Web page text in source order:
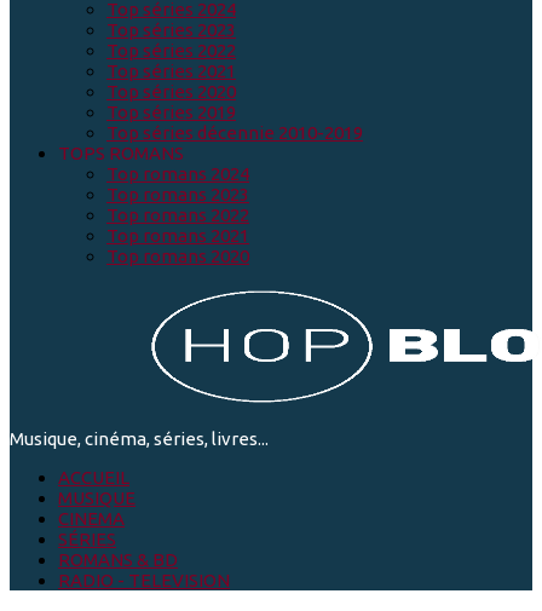
Top séries 2024
Top séries 2023
Top séries 2022
Top séries 2021
Top séries 2020
Top séries 2019
Top séries décennie 2010-2019
TOPS ROMANS
Top romans 2024
Top romans 2023
Top romans 2022
Top romans 2021
Top romans 2020
Musique, cinéma, séries, livres...
ACCUEIL
MUSIQUE
CINEMA
SÉRIES
ROMANS & BD
RADIO - TELEVISION